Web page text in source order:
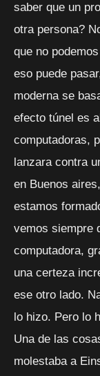
saber que un
otra persona?
que no
eso puede
moderna se
efecto túnel es
computadoras,
lanzara contra
en Buenos
estamos
vemos siempre
computadora,
una certeza
ese otro lado.
lo hizo. Pero lo
Una de las
molestaba a